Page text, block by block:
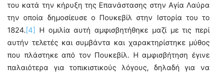
του κατά την κήρυξη της Επανάστασης στην Αγία Λαύρα
την οποία δημοσίευσε ο Πουκεβίλ στην Ιστορία του το
1824. [4] Η ομιλία αυτή αμφισβητήθηκε μαζί με τις περί
αυτήν τελετές και συμβάντα και χαρακτηρίστηκε μύθος
που πλάστηκε από τον Πουκεβίλ. Η αμφισβήτηση έγινε
παλαιότερα για τοπικιστικούς λόγους, δηλαδή για να